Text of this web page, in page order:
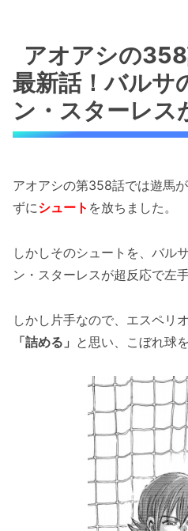
アオアシの
最新話！バルサ
ン・スターレス
アオアシの第358話では遊馬
ずにシュート を放ちました。
しかしそのシュートを、バル
ン・スターレスが超反応で左
しかし片手なので、エスペリ
「詰める」 と思い、こぼれ球